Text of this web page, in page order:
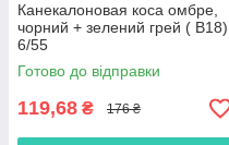
Канекалоновая коса омбре,
чорний + зелений грей ( B18)
6/55
Готово до відправки
119,68 ₴ 176 ₴